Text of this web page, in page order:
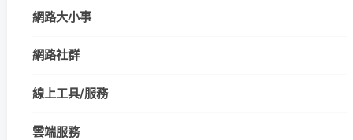
網路大小事
網路社群
線上工具/服務
雲端服務